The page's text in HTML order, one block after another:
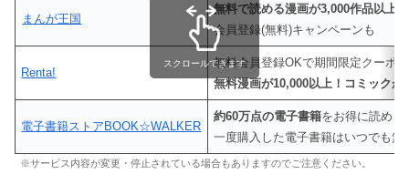
まんが王国
無料で読める漫画が3,000作品以上！
会員登録(無料)キャンペーンも
Renta!
無料会員登録OKで期間限定クーポ
無料漫画が10,000以上！コミックが
電子書籍ストアBOOK☆WALKER
約60万点の電子書籍をお得に読める
一度購入した電子書籍はいつでも無
スクロールできます
※サービス内容が変更・停止されている場合もありますのでご注意ください。